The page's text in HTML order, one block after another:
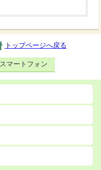
トップページへ戻る
スマートフォン